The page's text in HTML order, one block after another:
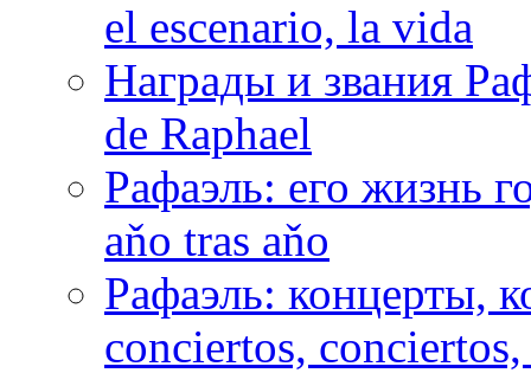
el escenario, la vida
Награды и звания
de Raphael
Рафаэль: его жизнь
aňo tras aňo
Рафаэль: концерты,
conciertos,